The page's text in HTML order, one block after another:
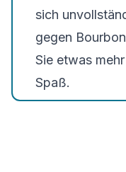
sich
gegen
Sie etwas
Spaß.